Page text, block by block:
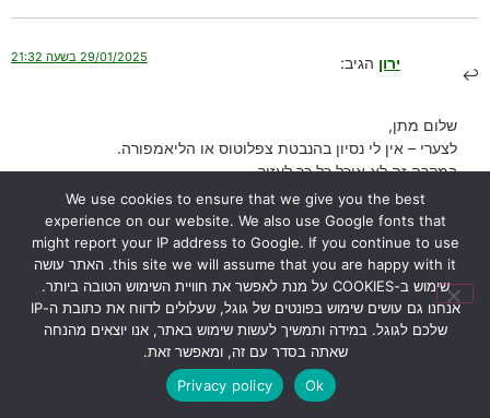
ירון הגיב: 29/01/2025 בשעה 21:32
שלום מתן,
לצערי – אין לי נסיון בהנבטת צפלוטוס או הליאמפורה.
במקרה זה לא אוכל כל כך לעזור.
במידה ותצליח, אשמח אם תשתף אותי בתהליך (עם תמונות) ואשמח
לפרסם.
בהצלחה,
ירון
הגב
We use cookies to ensure that we give you the best
experience on our website. We also use Google fonts that
might report your IP address to Google. If you continue to use
this site we will assume that you are happy with it. האתר עושה
שימוש ב-COOKIES על מנת לאפשר את חוויית השימוש הטובה ביותר.
אנחנו גם עושים שימוש בפונטים של גוגל, שעלולים לדווח את כתובת ה-IP
שלכם לגוגל. במידה ותמשיך לעשות שימוש באתר, אנו יוצאים מהנחה
שאתה בסדר עם זה, ומאפשר זאת.
Ok
Privacy policy